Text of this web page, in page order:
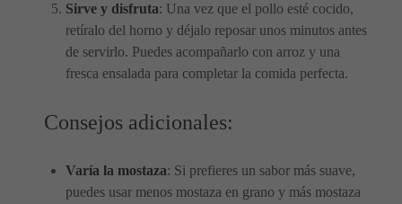
Sirve y disfruta: Una vez que el pollo esté cocido,
retíralo del horno y déjalo reposar unos minutos antes
de servirlo. Puedes acompañarlo con arroz y una
fresca ensalada para completar la comida perfecta.
Consejos adicionales:
Varía la mostaza: Si prefieres un sabor más suave,
puedes usar menos mostaza en grano y más mostaza